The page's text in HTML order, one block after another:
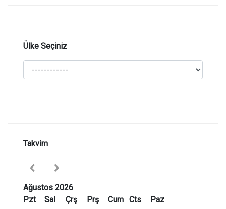
Ülke Seçiniz
Takvim
Ağustos 2026
Pzt
Sal Çrş Prş Cum Cts Paz